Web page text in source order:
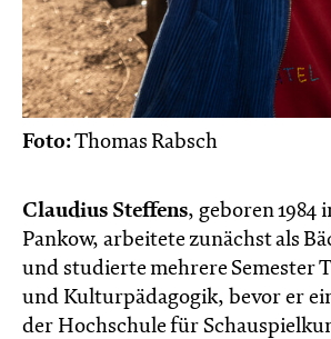
Foto:Thomas Rabsch
Claudius Steffens, geboren 1984
Pankow, arbeitete zunächst als
und studierte mehrere Semester
und Kulturpädagogik, bevor er
der Hochschule für